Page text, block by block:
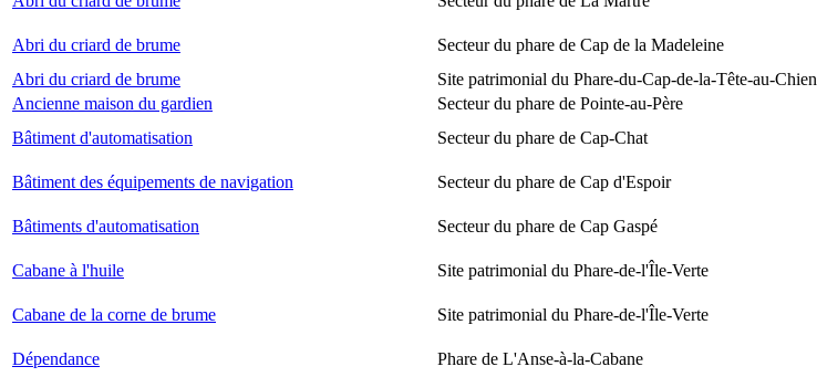
Abri du criard de brume Secteur du phare de Cap de la Madeleine
Abri du criard de brume
Site patrimonial du Phare-du-Cap-de-la-Tête-au-Chien
Ancienne maison du gardien
Secteur du phare de Pointe-au-Père
Bâtiment d'automatisation
Secteur du phare de Cap-Chat
Bâtiment des équipements de navigation Secteur du phare de Cap d'Espoir
Bâtiments d'automatisation Secteur du phare de Cap Gaspé
Cabane à l'huile Site patrimonial du Phare-de-l'Île-Verte
Cabane de la corne de brume
Site patrimonial du Phare-de-l'Île-Verte
Dépendance
Phare de L'Anse-à-la-Cabane